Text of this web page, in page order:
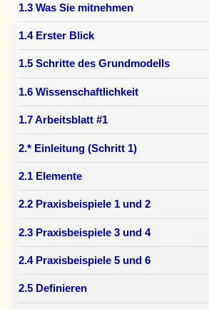
1.3 Was Sie mitnehmen
1.4 Erster Blick
1.5 Schritte des Grundmodells
1.6 Wissenschaftlichkeit
1.7 Arbeitsblatt #1
2.* Einleitung (Schritt 1)
2.1 Elemente
2.2 Praxisbeispiele 1 und 2
2.3 Praxisbeispiele 3 und 4
2.4 Praxisbeispiele 5 und 6
2.5 Definieren